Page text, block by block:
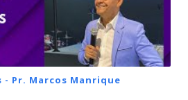
- Pr. Marcos Manrique